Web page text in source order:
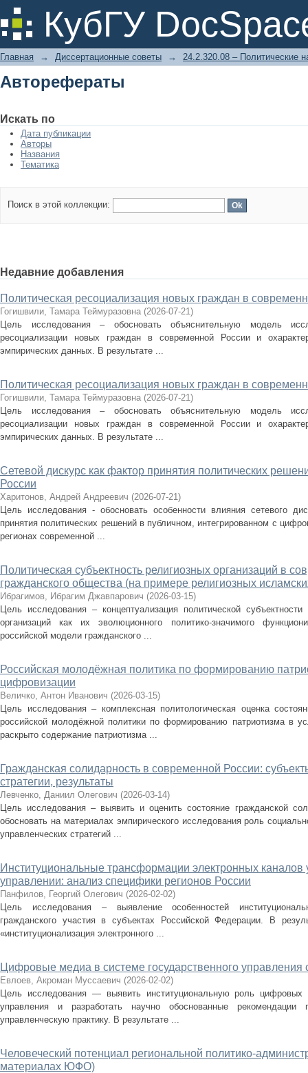
КубГУ
Авторефераты
Главная → Диссертационные советы → 24.2.320.08 – Политические
Авторефераты
Искать по
Дата публикации
Авторы
Названия
Тематика
Поиск в этой коллекции:
Недавние добавления
Политическая ресоциализация новых граждан в
Гогишвили, Тамара Теймуразовна (2026-07-21)
Цель исследования – обосновать объяснительную модель
ресоциализации новых граждан в современной России и
эмпирических данных. В результате ...
Политическая ресоциализация новых граждан в
Гогишвили, Тамара Теймуразовна (2026-07-21)
Цель исследования – обосновать объяснительную модель
ресоциализации новых граждан в современной России и
эмпирических данных. В результате ...
Сетевой дискурс как фактор принятия политических
России
Харитонов, Андрей Андреевич (2026-07-21)
Цель исследования - обосновать особенности влияния сетевого
принятия политических решений в публичном, интегрированном с
регионах современной ...
Политическая субъектность религиозных организаций в
гражданского общества (на примере религиозных
Ибрагимов, Ибрагим Джавпарович (2026-03-15)
Цель исследования – концептуализация политической
организаций как их эволюционного политико-значимого
российской модели гражданского ...
Российская молодёжная политика по формированию
цифровизации
Величко, Антон Иванович (2026-03-15)
Цель исследования – комплексная политологическая оценка
российской молодёжной политики по формированию патриотизма в
раскрыто содержание патриотизма ...
Гражданская солидарность в современной России:
стратегии, результаты
Левченко, Даниил Олегович (2026-03-14)
Цель исследования – выявить и оценить состояние гражданской
обосновать на материалах эмпирического исследования роль
управленческих стратегий ...
Институциональные трансформации электронных каналов
управлении: анализ специфики регионов России
Панфилов, Георгий Олегович (2026-02-02)
Цель исследования – выявление особенностей
гражданского участия в субъектах Российской Федерации. В
«институционализация электронного ...
Цифровые медиа в системе государственного управления
Евлоев, Акроман Муссаевич (2026-02-02)
Цель исследования — выявить институциональную роль цифровых
управления и разработать научно обоснованные
управленческую практику. В результате ...
Человеческий потенциал региональной политико-
материалах ЮФО)